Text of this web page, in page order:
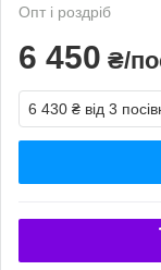
Опт і роздріб
6 450 ₴/
6 430 ₴ від 3